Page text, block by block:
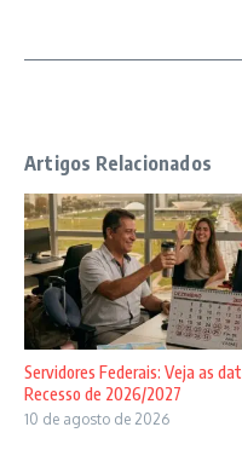
Artigos Relacionados
Servidores Federais: Veja as
Recesso de 2026/2027
10 de agosto de 2026